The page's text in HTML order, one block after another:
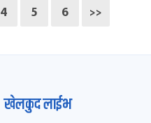
4 5 6 >>
खेलकुद लाईभ